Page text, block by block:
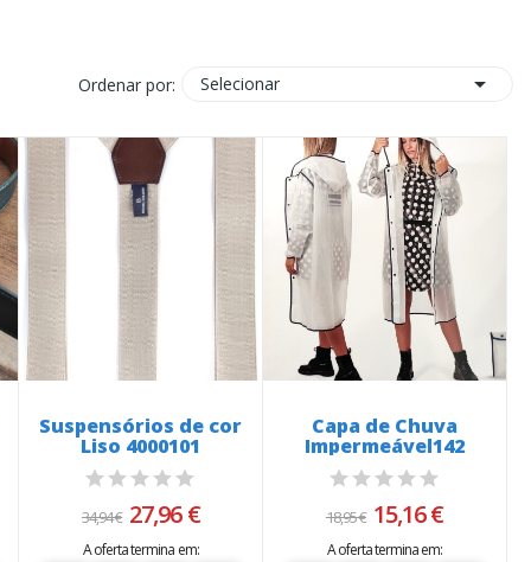
Ordenar por: Selecionar 
Suspensórios de cor
Liso 4000101
34,94 € 27,96 €
A oferta termina em:
Capa de Chuva
Impermeável142
18,95 € 15,16 €
A oferta termina em: